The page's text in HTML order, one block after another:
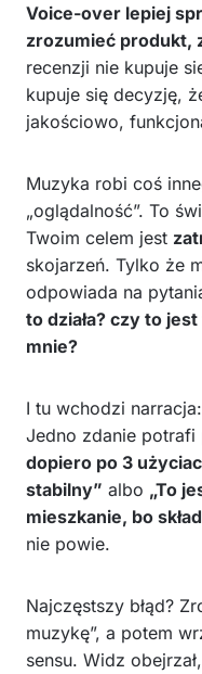
Voice-over lepiej
zrozumieć produkt,
recenzji nie kupuje
kupuje się decyzję,
jakościowo,
Muzyka robi coś
„oglądalność”. To
Twoim celem jest
skojarzeń. Tylko że
odpowiada na
to działa? czy to
mnie?
I tu wchodzi
Jedno zdanie
dopiero po 3
stabilny” albo „To
mieszkanie, bo
nie powie.
Najczęstszy błąd?
muzykę”, a potem
sensu. Widz